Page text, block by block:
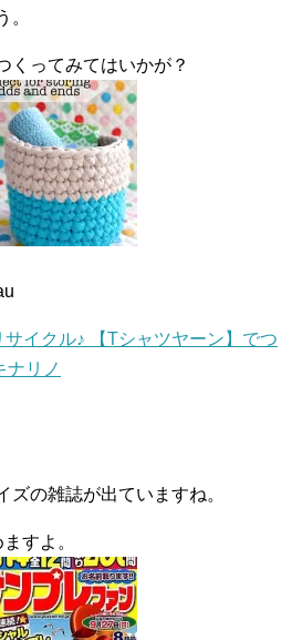
。
ってみてはいかが？
イクル♪ 【Tシャツヤーン】でつ
ナリノ
の雑誌が出ていますね。
すよ。